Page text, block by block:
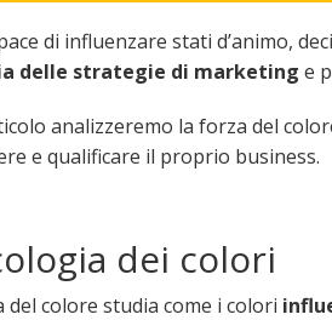
di influenzare stati d’animo,
delle strategie di marketing e
analizzeremo la forza del
e qualificare il proprio business.
dei colori
del colore studia come i colori